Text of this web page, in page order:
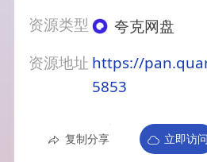
资源类型
夸克网盘
资源地址 https://
5853
复制分享 立即访问